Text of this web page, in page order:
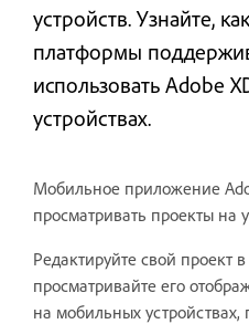
устройств. Узнайте,
платформы
использовать Adobe
устройствах.
Мобильное приложение
просматривать проекты на
Редактируйте свой проект
просматривайте его
на мобильных